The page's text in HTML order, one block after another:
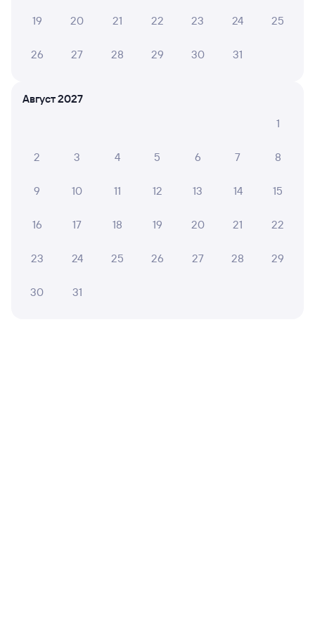
из Красноуфимска в Ижевск составляет 2 263 рубля.
в плацкартном вагоне около 2 263 рублей, в купейном
вагоне приблизительно 2 565 рублей.
Способы оплаты
Обратные билеты из Красноуфимска
в Ижевск
Отели Ижевска
Железнодорожные билеты в Ижевск
Вокзал Красноуфимск
19 20 21 22 23 24 25
26 27 28 29 30 31
Август 2027
1
2 3 4 5 6 7 8
9 10 11 12 13 14 15
16 17 18 19 20 21 22
23 24 25 26 27 28 29
30 31